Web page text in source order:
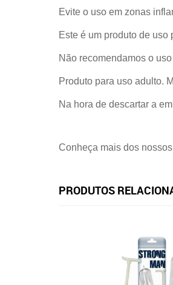
Evite o uso em zonas
Este é um produto de
Não recomendamos o
Produto para uso adulto.
Na hora de descartar a
Conheça mais dos
PRODUTOS